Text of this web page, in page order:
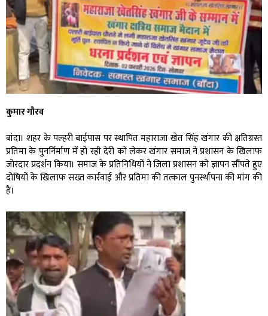
कुमार गौरव
बांदा। शहर के पल्हरी बाईपास पर स्थापित महाराजा खेत सिंह खंगार की क्षतिग्रस्त
प्रतिमा के पुनर्निर्माण में हो रही देरी को लेकर खंगार समाज ने प्रशासन के खिलाफ
जोरदार प्रदर्शन किया। समाज के प्रतिनिधियों ने जिला प्रशासन को ज्ञापन सौंपते हुए
दोषियों के खिलाफ सख्त कार्रवाई और प्रतिमा की तत्काल पुनर्स्थापना की मांग की
है।